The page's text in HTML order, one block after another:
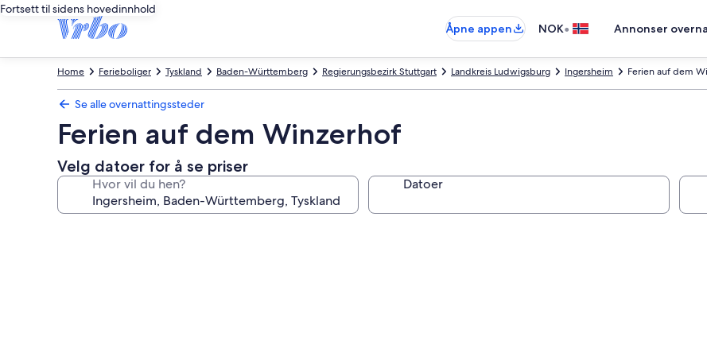
Fortsett til sidens hovedinnhold
Åpne appen
NOK• Annonser
Ferien auf dem
Ingersheim
Landkreis Ludwigsburg
Regierungsbezirk Stuttgart
Baden-Württemberg
Tyskland
Ferieboliger
Home
Se alle overnattingssteder
Ferien auf dem Winzerhof
Velg datoer for å se priser
Hvor vil du hen? Datoer